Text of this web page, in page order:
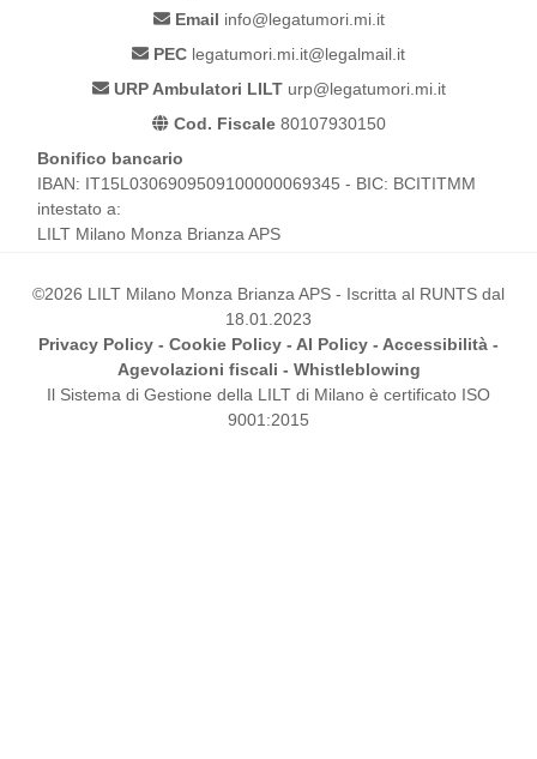
Email info@legatumori.mi.it
PEC legatumori.mi.it@legalmail.it
URP Ambulatori LILTurp@legatumori.mi.it
Cod. Fiscale80107930150
Bonifico bancario
IBAN: IT15L0306909509100000069345 - BIC: BCITITMM
intestato a:
LILT Milano Monza Brianza APS
©2026 LILT Milano Monza Brianza APS - Iscritta al RUNTS dal
18.01.2023
Privacy Policy - Cookie Policy - AI Policy - Accessibilità -
Agevolazioni fiscali - Whistleblowing
Il Sistema di Gestione della LILT di Milano è certificato ISO
9001:2015